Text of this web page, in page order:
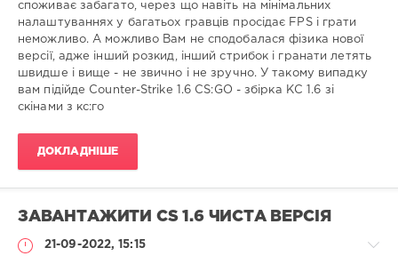
споживає забагато, через що навіть на мінімальних
налаштуваннях у багатьох гравців просідає FPS і грати
неможливо. А можливо Вам не сподобалася фізика нової
версії, адже інший розкид, інший стрибок і гранати летять
швидше і вище - не звично і не зручно. У такому випадку
вам підійде Counter-Strike 1.6 CS:GO - збірка КС 1.6 зі
скінами з кс:го
ДОКЛАДНІШЕ
ЗАВАНТАЖИТИ CS 1.6 ЧИСТА ВЕРСІЯ
21-09-2022, 15:15